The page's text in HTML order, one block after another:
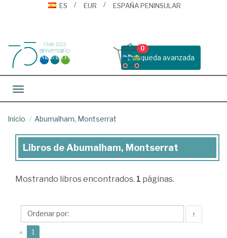
ES
EUR ESPAÑA PENINSULAR
Busqueda avanzada
0
Toggle navigation
Inicio Abumalham, Montserrat
Libros
Abumalham,
Libros de Abumalham, Montserrat
Mostrando libros encontrados. 1 páginas.
↑
« 1